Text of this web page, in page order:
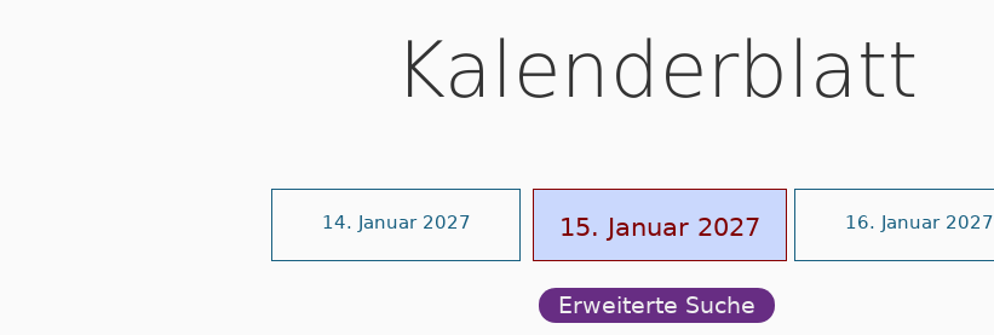
Kalenderblatt
14. Januar 2027 15. Januar 2027 16. Januar 2027
Erweiterte Suche